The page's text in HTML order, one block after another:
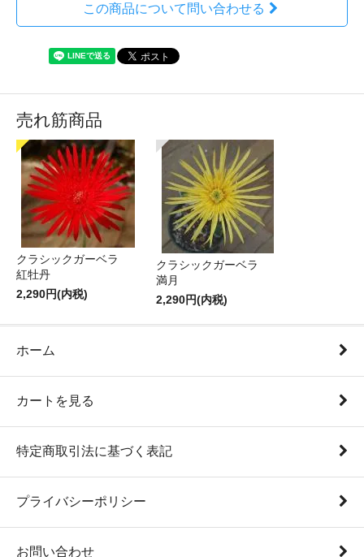
この商品について問い合わせる
売れ筋商品
クラシックガーベラ
紅牡丹
2,290円(内税)
クラシックガーベラ
満月
2,290円(内税)
ホーム
カートを見る
特定商取引法に基づく表記
プライバシーポリシー
お問い合わせ